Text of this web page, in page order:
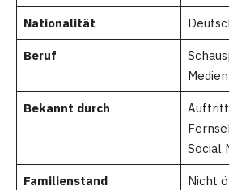
Nationalität
Beruf
Bekannt durch
Social
Familienstand Nicht